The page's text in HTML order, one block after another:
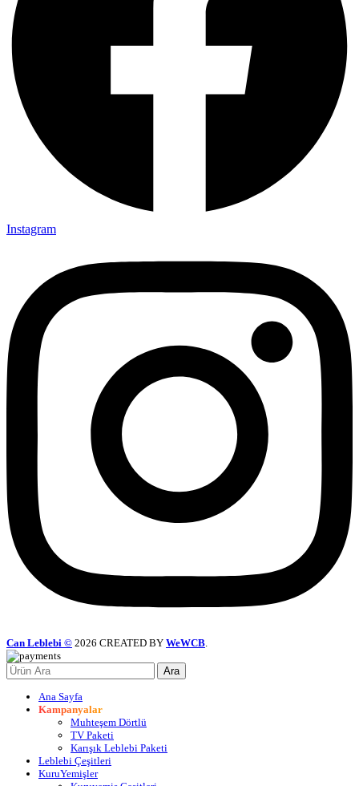
Instagram
Can Leblebi © 2026 CREATED BY WeWCB.
Ara
Ana Sayfa
Kampanyalar
Muhteşem Dörtlü
TV Paketi
Karışık Leblebi Paketi
Leblebi Çeşitleri
KuruYemişler